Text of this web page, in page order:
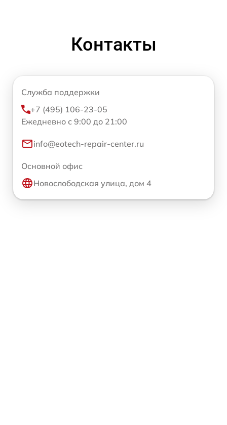
Контакты
Служба поддержки
+7 (495) 106-23-05
Ежедневно с 9:00 до 21:00
info@eotech-repair-center.ru
Основной офис
Новослободская улица, дом 4